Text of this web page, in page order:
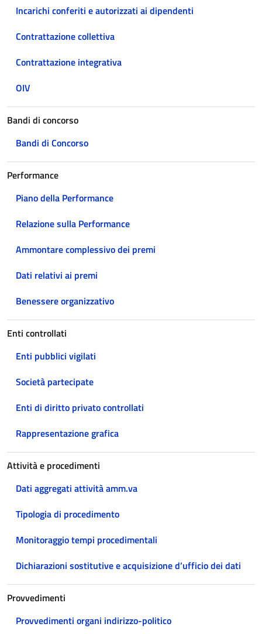
Incarichi conferiti e autorizzati ai dipendenti
Contrattazione collettiva
Contrattazione integrativa
OIV
Bandi di concorso
Bandi di Concorso
Performance
Piano della Performance
Relazione sulla Performance
Ammontare complessivo dei premi
Dati relativi ai premi
Benessere organizzativo
Enti controllati
Enti pubblici vigilati
Società partecipate
Enti di diritto privato controllati
Rappresentazione grafica
Attività e procedimenti
Dati aggregati attività amm.va
Tipologia di procedimento
Monitoraggio tempi procedimentali
Dichiarazioni sostitutive e acquisizione d’ufficio dei dati
Provvedimenti
Provvedimenti organi indirizzo-politico